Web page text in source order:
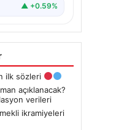
▲ +0.59%
ilk sözleri
açıklanacak?
verileri
ikramiyeleri